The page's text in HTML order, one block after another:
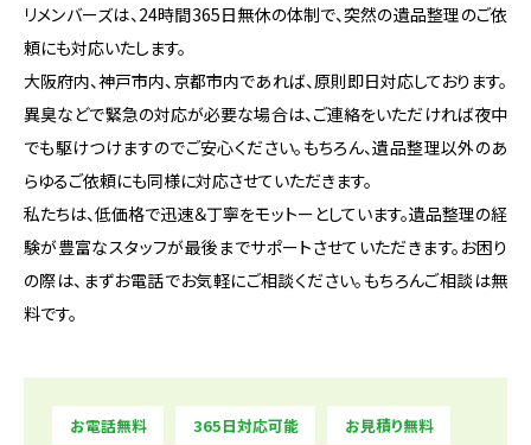
リメンバーズは、24時間365日無休の体制で、突然の遺品整理のご依
頼にも対応いたします。
大阪府内、神戸市内、京都市内であれば、原則即日対応しております。
異臭などで緊急の対応が必要な場合は、ご連絡をいただければ夜中
でも駆けつけますのでご安心ください。もちろん、遺品整理以外のあ
らゆるご依頼にも同様に対応させていただきます。
私たちは、低価格で迅速＆丁寧をモットーとしています。遺品整理の経
験が豊富なスタッフが最後までサポートさせていただきます。お困り
の際は、まずお電話でお気軽にご相談ください。もちろんご相談は無
料です。
お電話無料 365日対応可能 お見積り無料